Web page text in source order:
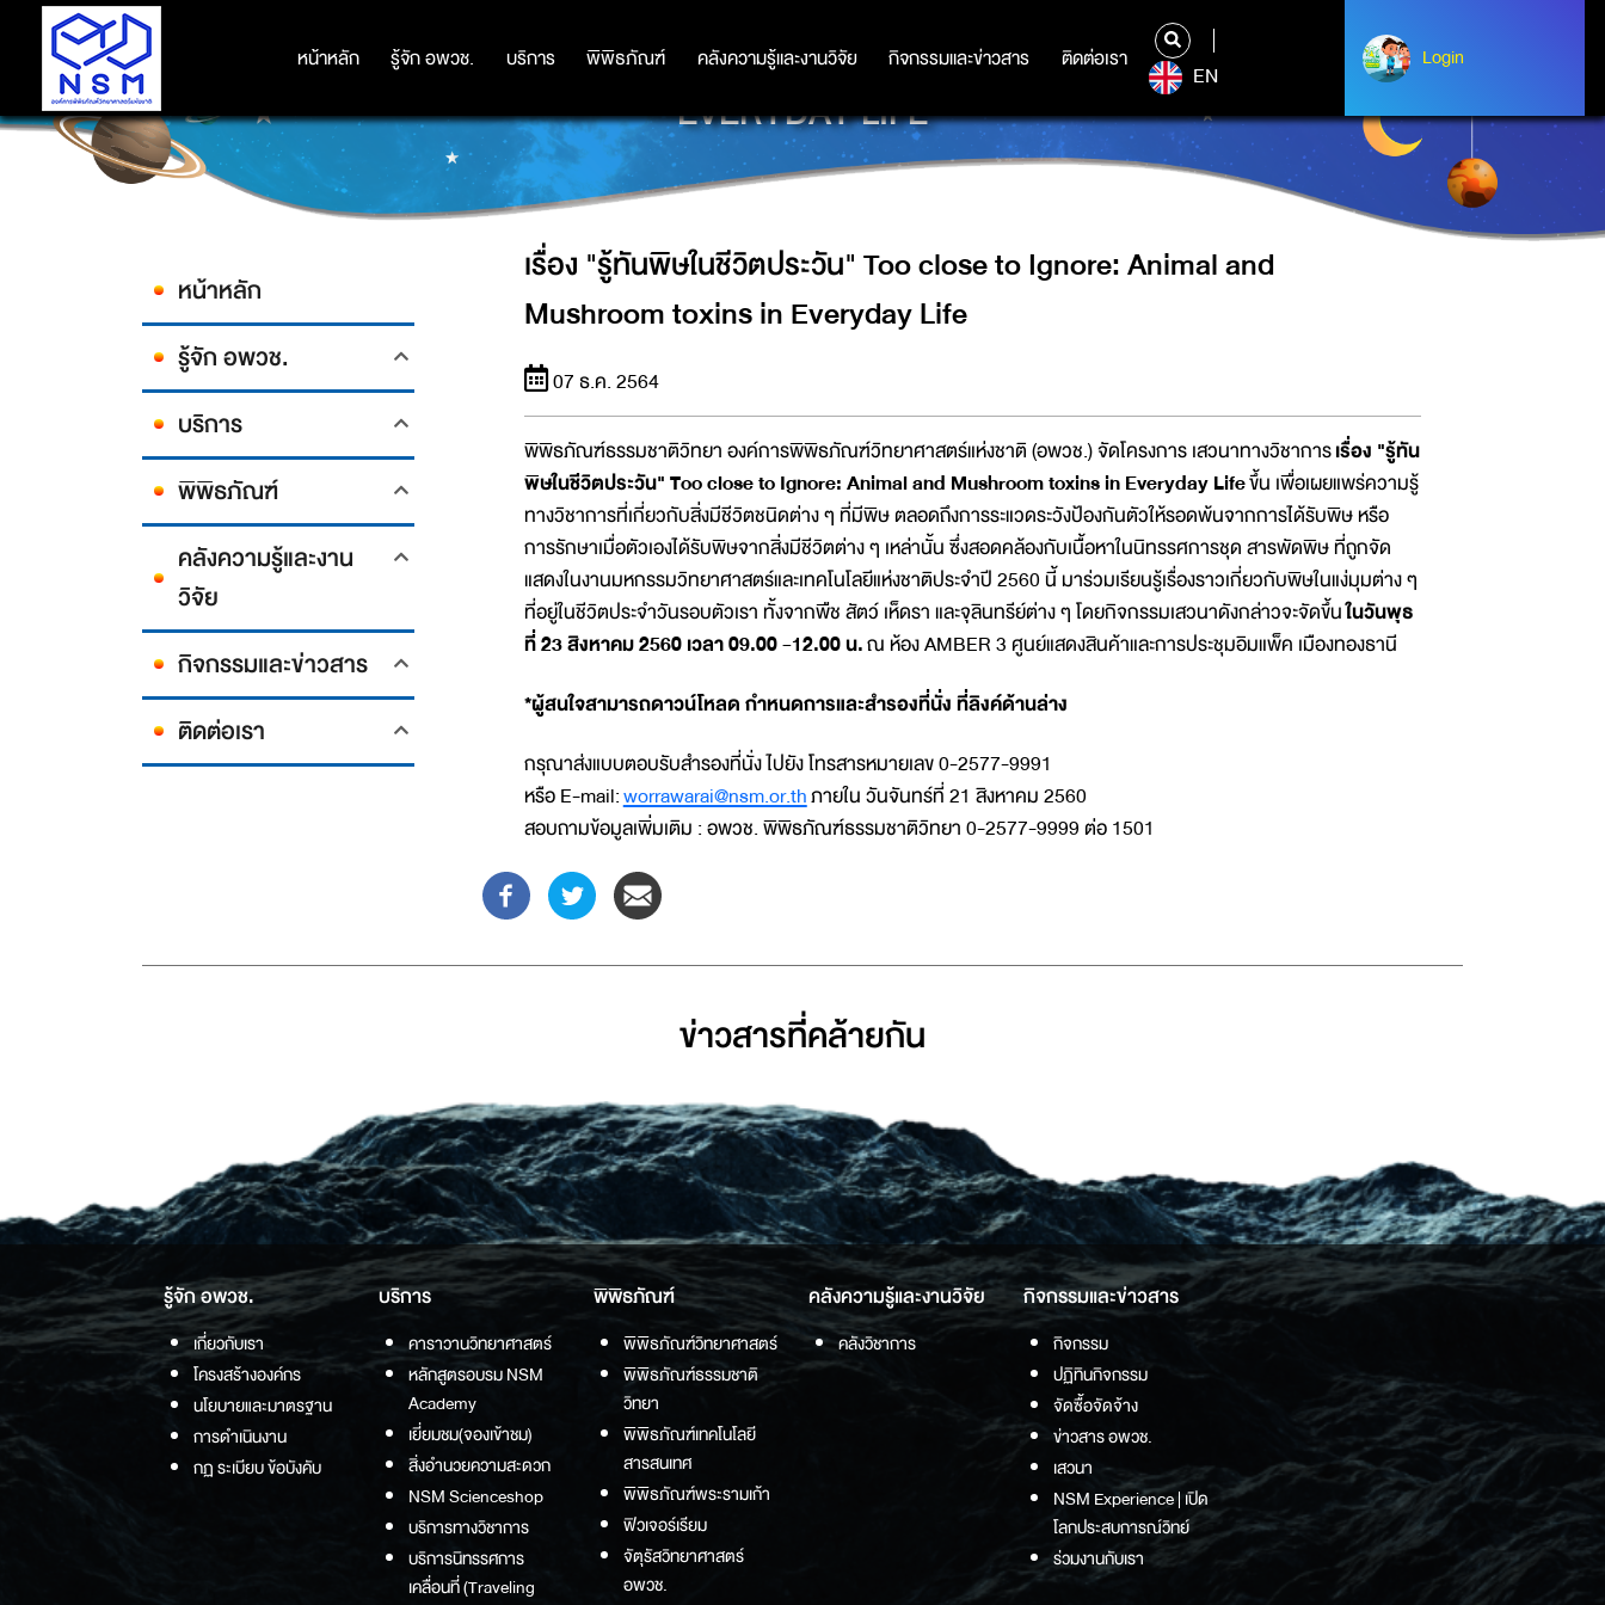
หน้าหลัก รู้จัก อพวช. บริการ พิพิธภัณฑ์ คลังความรู้และงานวิจัย กิจกรรมและข่าวสาร ติดต่อเรา
หน้าหลัก รู้จัก อพวช. บริการ พิพิธภัณฑ์ คลังความรู้และงานวิจัย กิจกรรมและข่าวสาร ติดต่อเรา
EN
Login
Login
เรื่อง "รู้ทันพิษในชีวิตประวัน" TOO CLOSE TO IGNORE: ANIMAL AND MUSHROOM TOXINS IN
EVERYDAY LIFE
หน้าหลัก
รู้จัก อพวช.
บริการ
พิพิธภัณฑ์
คลังความรู้และงาน
วิจัย
กิจกรรมและข่าวสาร
ติดต่อเรา
เรื่อง "รู้ทันพิษในชีวิตประวัน" Too close to Ignore: Animal and
Mushroom toxins in Everyday Life
07 ธ.ค. 2564
พิพิธภัณฑ์ธรรมชาติวิทยา องค์การพิพิธภัณฑ์วิทยาศาสตร์แห่งชาติ (อพวช.) จัดโครงการ เสวนาทางวิชาการเรื่อง "รู้ทัน
พิษในชีวิตประวัน" Too close to Ignore: Animal and Mushroom toxins in Everyday Lifeขึ้น เพื่อเผยแพร่ความรู้
ทางวิชาการที่เกี่ยวกับสิ่งมีชีวิตชนิดต่าง ๆ ที่มีพิษ ตลอดถึงการระแวดระวังป้องกันตัวให้รอดพ้นจากการได้รับพิษ หรือ
การรักษาเมื่อตัวเองได้รับพิษจากสิ่งมีชีวิตต่าง ๆ เหล่านั้น ซึ่งสอดคล้องกับเนื้อหาในนิทรรศการชุด สารพัดพิษ ที่ถูกจัด
แสดงในงานมหกรรมวิทยาศาสตร์และเทคโนโลยีแห่งชาติประจำปี 2560 นี้ มาร่วมเรียนรู้เรื่องราวเกี่ยวกับพิษในแง่มุมต่าง ๆ
ที่อยู่ในชีวิตประจำวันรอบตัวเรา ทั้งจากพืช สัตว์ เห็ดรา และจุลินทรีย์ต่าง ๆ โดยกิจกรรมเสวนาดังกล่าวจะจัดขึ้นในวันพุธ
ที่ 23 สิงหาคม 2560 เวลา 09.00 -12.00 น.ณ ห้อง AMBER 3 ศูนย์แสดงสินค้าและการประชุมอิมแพ็ค เมืองทองธานี
*ผู้สนใจสามารถดาวน์โหลด กำหนดการและสำรองที่นั่ง ที่ลิงค์ด้านล่าง
กรุณาส่งแบบตอบรับสำรองที่นั่ง ไปยัง โทรสารหมายเลข 0-2577-9991
หรือ E-mail:worrawarai@nsm.or.thภายใน วันจันทร์ที่ 21 สิงหาคม 2560
สอบถามข้อมูลเพิ่มเติม : อพวช. พิพิธภัณฑ์ธรรมชาติวิทยา 0-2577-9999 ต่อ 1501
ข่าวสารที่่คล้ายกัน
รู้จัก อพวช.
เกี่ยวกับเรา
โครงสร้างองค์กร
นโยบายและมาตรฐาน
การดำเนินงาน
กฏ ระเบียบ ข้อบังคับ
บริการ
คาราวานวิทยาศาสตร์
หลักสูตรอบรม NSM
Academy
เยี่ยมชม(จองเข้าชม)
สิ่งอำนวยความสะดวก
NSM Scienceshop
บริการทางวิชาการ
บริการนิทรรศการ
เคลื่อนที่ (Traveling
พิพิธภัณฑ์
พิพิธภัณฑ์วิทยาศาสตร์
พิพิธภัณฑ์ธรรมชาติ
วิทยา
พิพิธภัณฑ์เทคโนโลยี
สารสนเทศ
พิพิธภัณฑ์พระรามเก้า
ฟิวเจอร์เรียม
จัตุรัสวิทยาศาสตร์
อพวช.
คลังความรู้และงานวิจัย
คลังวิชาการ
กิจกรรมและข่าวสาร
กิจกรรม
ปฏิทินกิจกรรม
จัดซื้อจัดจ้าง
ข่าวสาร อพวช.
เสวนา
NSM Experience | เปิด
โลกประสบการณ์วิทย์
ร่วมงานกับเรา